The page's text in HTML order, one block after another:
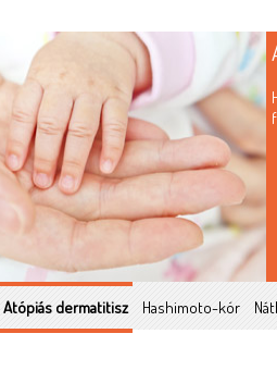
Atópiás dermatitisz Hashimoto-kór